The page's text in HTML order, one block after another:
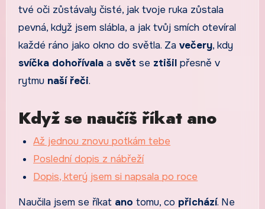
tvé oči zůstávaly čisté, jak tvoje ruka zůstala
pevná, když jsem slábla, a jak tvůj smích otevíral
každé ráno jako okno do světla. Za večery, kdy
svíčka dohořívalaa svět se ztišilpřesně v
rytmu naší řeči.
Když se naučíš říkat ano
Až jednou znovu potkám tebe
Poslední dopis z nábřeží
Dopis, který jsem si napsala po roce
Naučila jsem se říkat ano tomu, co přichází. Ne